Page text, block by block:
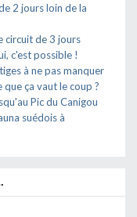
2 jours loin de la
circuit de 3 jours
c'est possible !
à ne pas manquer
que ça vaut le coup ?
Pic du Canigou
suédois à